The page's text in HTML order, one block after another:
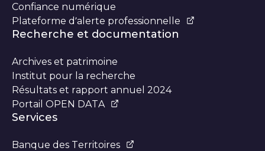
Confiance numérique
Plateforme d’alerte professionnelle
Recherche et documentation
Archives et patrimoine
Institut pour la recherche
Résultats et rapport annuel 2024
Portail OPEN DATA
Services
Banque des Territoires